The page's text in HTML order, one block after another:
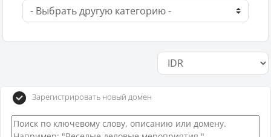
Зарегистрировать новый домен